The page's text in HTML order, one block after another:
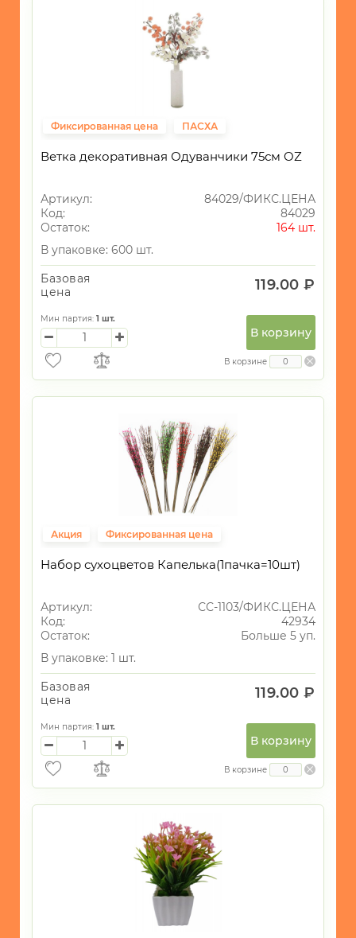
Фиксированная цена ПАСХА
Ветка декоративная Одуванчики 75см OZ
Артикул:
84029/ФИКС.ЦЕНА
Код:
84029
Остаток:
164 шт.
В упаковке: 600 шт.
Базовая
цена
119.00 ₽
Мин партия: 1 шт.
В корзину
В корзине
Акция Фиксированная цена
Набор сухоцветов Капелька(1пачка=10шт)
Артикул:
СС-1103/ФИКС.ЦЕНА
Код:
42934
Остаток:
Больше 5 уп.
В упаковке: 1 шт.
Базовая
цена
119.00 ₽
Мин партия: 1 шт.
В корзину
В корзине